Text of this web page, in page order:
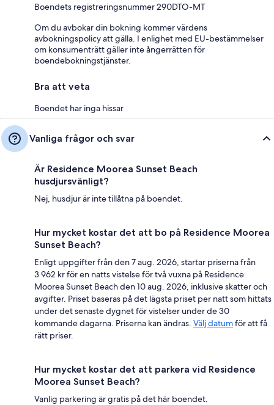
Boendets registreringsnummer 290DTO-MT
Om du avbokar din bokning kommer värdens
avbokningspolicy att gälla. I enlighet med EU-bestämmelser
om konsumenträtt gäller inte ångerrätten för
boendebokningstjänster.
Bra att veta
Boendet har inga hissar
Vanliga frågor och svar
Är Residence Moorea Sunset Beach
husdjursvänligt?
Nej, husdjur är inte tillåtna på boendet.
Hur mycket kostar det att bo på Residence Moorea
Sunset Beach?
Enligt uppgifter från den 7 aug. 2026, startar priserna från
3 962 kr för en natts vistelse för två vuxna på Residence
Moorea Sunset Beach den 10 aug. 2026, inklusive skatter och
avgifter. Priset baseras på det lägsta priset per natt som hittats
under det senaste dygnet för vistelser under de 30
kommande dagarna. Priserna kan ändras. Välj datumför att få
rätt priser.
Hur mycket kostar det att parkera vid Residence
Moorea Sunset Beach?
Vanlig parkering är gratis på det här boendet.